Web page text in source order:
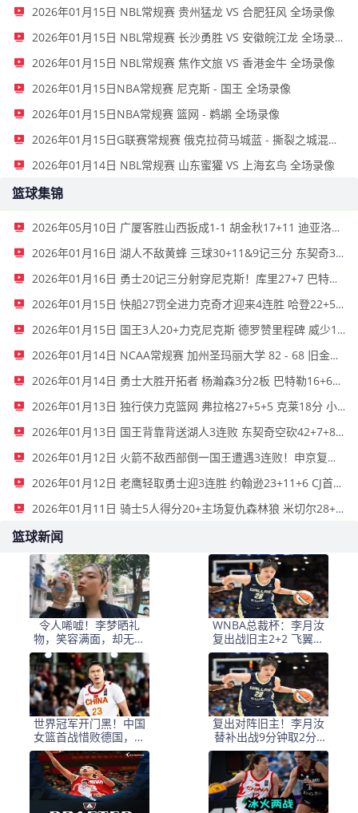
2026年01月15日 NBL常规赛 贵州猛龙 VS 合肥狂风 全场录像
2026年01月15日 NBL常规赛 长沙勇胜 VS 安徽皖江龙 全场录像
2026年01月15日 NBL常规赛 焦作文旅 VS 香港金牛 全场录像
2026年01月15日NBA常规赛 尼克斯 - 国王 全场录像
2026年01月15日NBA常规赛 篮网 - 鹈鹕 全场录像
2026年01月15日G联赛常规赛 俄克拉荷马城蓝 - 撕裂之城混音 全场录像
2026年01月14日 NBL常规赛 山东蜜獾 VS 上海玄鸟 全场录像
篮球集锦
2026年05月10日 广厦客胜山西扳成1-1 胡金秋17+11 迪亚洛关键上篮不中
2026年01月16日 湖人不敌黄蜂 三球30+11&9记三分 东契奇39分 詹姆斯29+9+6
2026年01月16日 勇士20记三分射穿尼克斯！库里27+7 巴特勒32+8 穆迪三分9中7
2026年01月15日 快船27罚全进力克奇才迎来4连胜 哈登22+5+8 伦纳德33分4断
2026年01月15日 国王3人20+力克尼克斯 德罗赞里程碑 威少11助 布伦森伤退
2026年01月14日 NCAA常规赛 加州圣玛丽大学 82 - 68 旧金山大学 全场集锦
2026年01月14日 勇士大胜开拓者 杨瀚森3分2板 巴特勒16+6+5 库里9中2送11助
2026年01月13日 独行侠力克篮网 弗拉格27+5+5 克莱18分 小波特28+9
2026年01月13日 国王背靠背送湖人3连败 东契奇空砍42+7+8+4断 威少22+5+7
2026年01月12日 火箭不敌西部倒一国王遭遇3连败！申京复出19+9 阿门31+13+6
2026年01月12日 老鹰轻取勇士迎3连胜 约翰逊23+11+6 CJ首秀12分 库里31+5
2026年01月11日 骑士5人得分20+主场复仇森林狼 米切尔28+8 爱德华兹25+5
篮球新闻
令人唏嘘！李梦晒礼
物，笑容满面，却无比
赛可打，还能回女篮
吗？
WNBA总裁杯：李月汝
复出战旧主2+2 飞翼大
胜风暴获3连胜
世界冠军开门黑！中国
女篮首战惜败德国，出
线还得死磕拉脱维亚
复出对阵旧主！李月汝
替补出战9分钟取2分2
板，飞翼大胜风暴斩获
三连胜